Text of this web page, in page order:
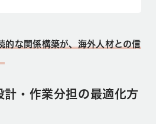
的な関係構築が、海外人材との信
・作業分担の最適化方